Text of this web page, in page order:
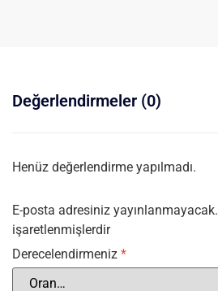
Değerlendirmeler (0)
Henüz değerlendirme yapılmadı.
E-posta adresiniz yayınlanmayacak.
işaretlenmişlerdir
Derecelendirmeniz *